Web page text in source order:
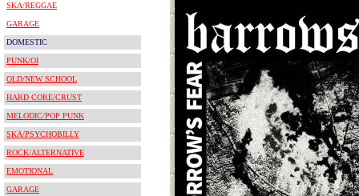
SKA/REGGAE
GARAGE
DOMESTIC
PUNK/OI
OLD/NEW SCHOOL
HARD CORE/CRUST
MELODIC/POP PUNK
SKA/PSYCHOBILLY
ROCK/ALTERNATIVE
EMOTIONAL
GARAGE